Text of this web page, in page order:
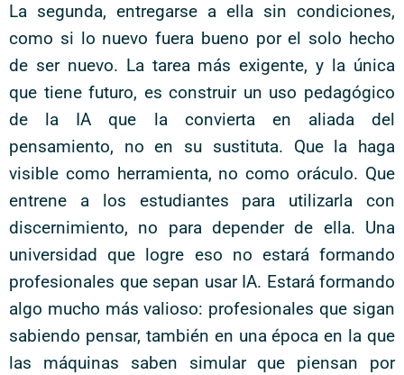
La segunda, entregarse a ella sin condiciones,
como si lo nuevo fuera bueno por el solo hecho
de ser nuevo. La tarea más exigente, y la única
que tiene futuro, es construir un uso pedagógico
de la IA que la convierta en aliada del
pensamiento, no en su sustituta. Que la haga
visible como herramienta, no como oráculo. Que
entrene a los estudiantes para utilizarla con
discernimiento, no para depender de ella. Una
universidad que logre eso no estará formando
profesionales que sepan usar IA. Estará formando
algo mucho más valioso: profesionales que sigan
sabiendo pensar, también en una época en la que
las máquinas saben simular que piensan por